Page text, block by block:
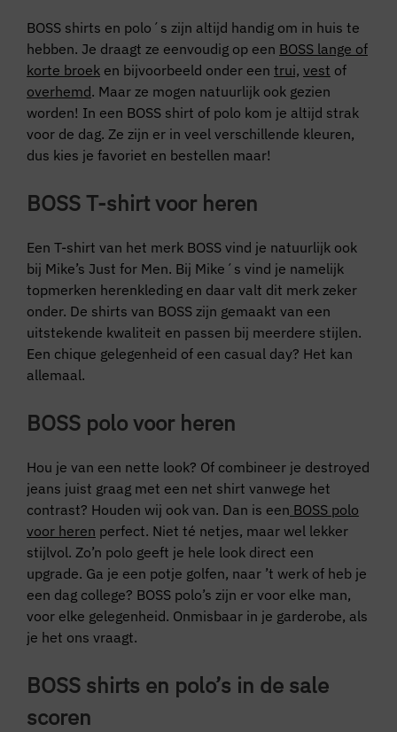
BOSS shirts en polo´s zijn altijd handig om in huis te
hebben. Je draagt ze eenvoudig op een BOSS lange of
korte broek en bijvoorbeeld onder een trui, vest of
overhemd. Maar ze mogen natuurlijk ook gezien
worden! In een BOSS shirt of polo kom je altijd strak
voor de dag. Ze zijn er in veel verschillende kleuren,
dus kies je favoriet en bestellen maar!
BOSS T-shirt voor heren
Een T-shirt van het merk BOSS vind je natuurlijk ook
bij Mike’s Just for Men. Bij Mike´s vind je namelijk
topmerken herenkleding en daar valt dit merk zeker
onder. De shirts van BOSS zijn gemaakt van een
uitstekende kwaliteit en passen bij meerdere stijlen.
Een chique gelegenheid of een casual day? Het kan
allemaal.
BOSS polo voor heren
Hou je van een nette look? Of combineer je destroyed
jeans juist graag met een net shirt vanwege het
contrast? Houden wij ook van. Dan is een BOSS polo
voor heren perfect. Niet té netjes, maar wel lekker
stijlvol. Zo’n polo geeft je hele look direct een
upgrade. Ga je een potje golfen, naar ’t werk of heb je
een dag college? BOSS polo’s zijn er voor elke man,
voor elke gelegenheid. Onmisbaar in je garderobe, als
je het ons vraagt.
BOSS shirts en polo’s in de sale
scoren